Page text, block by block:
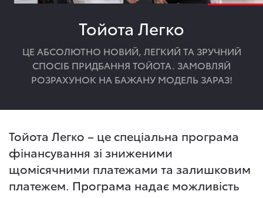
Тойота Легко
ЦЕ АБСОЛЮТНО НОВИЙ, ЛЕГКИЙ ТА ЗРУЧНИЙ
СПОСІБ ПРИДБАННЯ ТОЙОТА. ЗАМОВЛЯЙ
РОЗРАХУНОК НА БАЖАНУ МОДЕЛЬ ЗАРАЗ!
Тойота Легко – це спеціальна програма
фінансування зі зниженими
щомісячними платежами та залишковим
платежем. Програма надає можливість